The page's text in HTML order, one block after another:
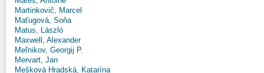
Martinkovič, Marcel
Maťugová, Soňa
Matus, László
Maxwell, Alexander
Meľnikov, Georgij P.
Mervart, Jan
Mešková Hradská, Katarína